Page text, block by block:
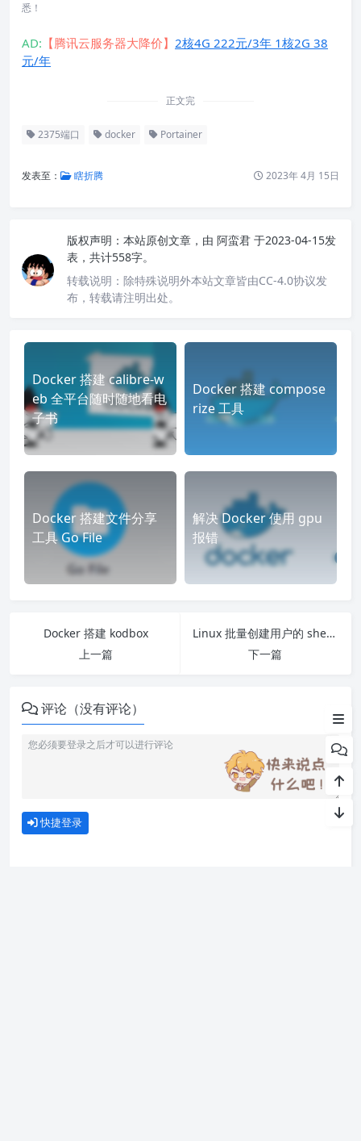
悉！
AD: 【腾讯云服务器大降价】 2核4G 222元/3年 1核2G 38
元/年
正文完
2375端口 docker Portainer
发表至： 瞎折腾 2023年 4月 15日
版权声明： 本站原创文章，由 阿蛮君 于2023-04-15发
表，共计558字。
转载说明： 除特殊说明外本站文章皆由CC-4.0协议发
布，转载请注明出处。
Docker 搭建 calibre-w
eb 全平台随时随地看电
子书
Docker 搭建 compose
rize 工具
Docker 搭建文件分享
工具 Go File
解决 Docker 使用 gpu
报错
Docker 搭建 kodbox
上一篇
Linux 批量创建用户的 shell 脚本
下一篇
评论（没有评论）
快捷登录